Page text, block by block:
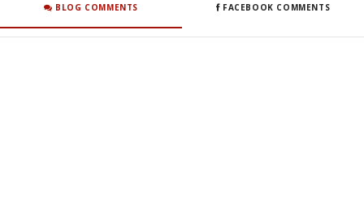
BLOG COMMENTS FACEBOOK COMMENTS